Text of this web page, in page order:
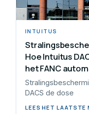
INTUITUS
Hoe Intuitus
het FANC
DACS de dose
LEES HET LAATSTE